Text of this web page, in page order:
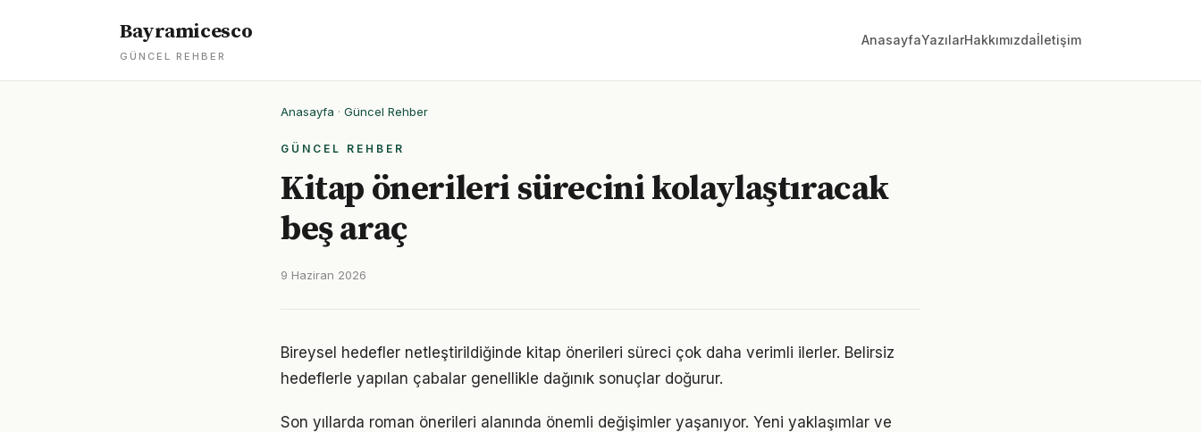
Bayramicesco
GÜNCEL REHBER
AnasayfaYazılarHakkımızdaİletişim
Anasayfa · Güncel Rehber
GÜNCEL REHBER
Kitap önerileri sürecini kolaylaştıracak
beş araç
9 Haziran 2026
Bireysel hedefler netleştirildiğinde kitap önerileri süreci çok daha verimli ilerler. Belirsiz
hedeflerle yapılan çabalar genellikle dağınık sonuçlar doğurur.
Son yıllarda roman önerileri alanında önemli değişimler yaşanıyor. Yeni yaklaşımlar ve